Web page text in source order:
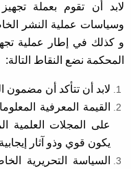
لابد أن تقوم بعملة
وسياسات عملية النشر
و كذلك في إطار عملية
المحكمة نضع النقاط التالة:
لابد أن تتأكد أن
القيمة المعرفية
على المجلات العلمية
يكون قوي وذو آثار
السياسة التحريرية